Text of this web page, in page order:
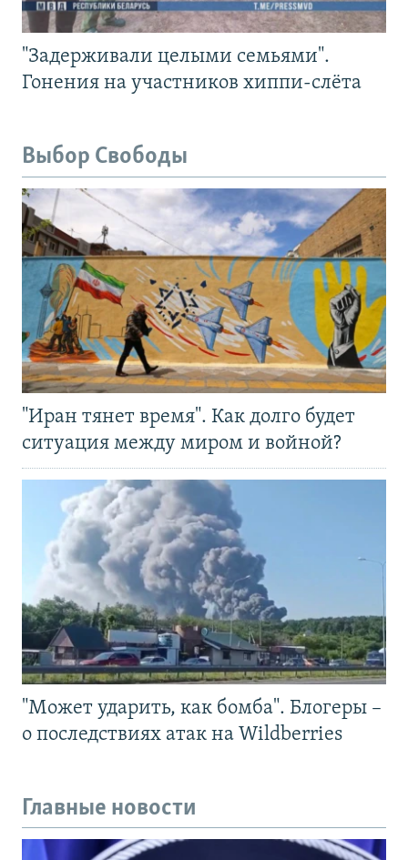
"Задерживали целыми семьями".
Гонения на участников хиппи-слёта
Выбор Свободы
"Иран тянет время". Как долго будет
ситуация между миром и войной?
"Может ударить, как бомба". Блогеры –
о последствиях атак на Wildberries
Главные новости